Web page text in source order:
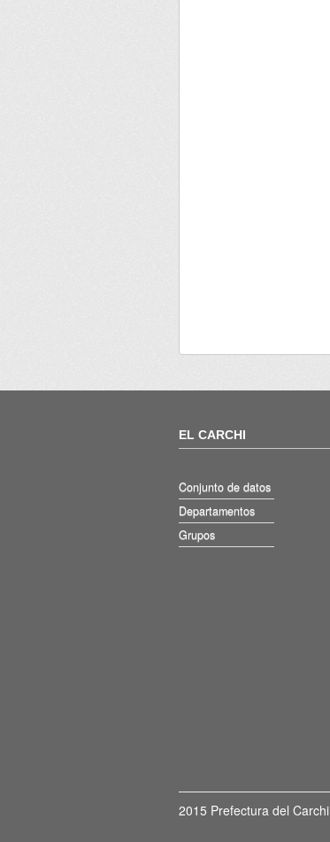
EL CARCHI
Conjunto de datos
Departamentos
Grupos
2015 Prefectura del Carchi